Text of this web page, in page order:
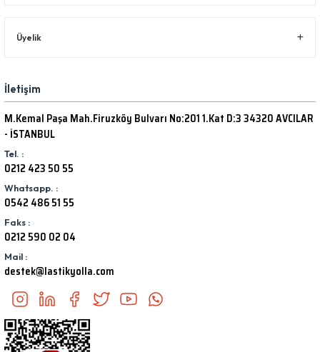
Üyelik
İletişim
M.Kemal Paşa Mah.Firuzköy Bulvarı No:201 1.Kat D:3 34320 AVCILAR
- İSTANBUL
Tel. :
0212 423 50 55
Whatsapp. :
0542 486 51 55
Faks :
0212 590 02 04
Mail :
destek@lastikyolla.com